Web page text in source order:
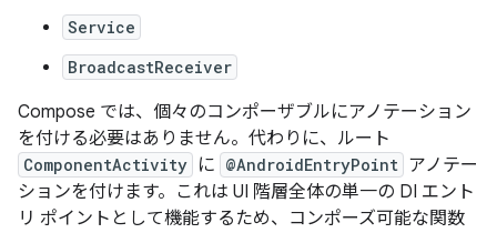
Service
BroadcastReceiver
Compose では、個々のコンポーザブルにアノテーション
を付ける必要はありません。代わりに、ルート
ComponentActivity に @AndroidEntryPoint アノテー
ションを付けます。これは UI 階層全体の単一の DI エント
リ ポイントとして機能するため、コンポーズ可能な関数